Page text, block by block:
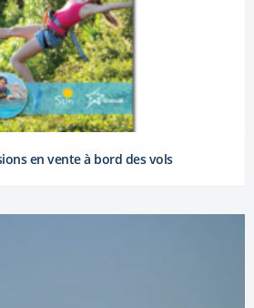
en vente à bord des vols